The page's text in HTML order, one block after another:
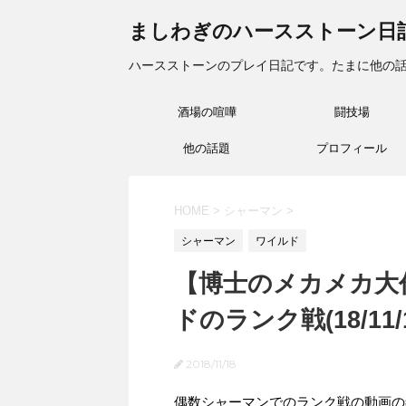
ましわぎのハースストーン日
ハースストーンのプレイ日記です。たまに他の
酒場の喧嘩 闘技場
他の話題 プロフィール
HOME > シャーマン >
シャーマン ワイルド
【博士のメカメカ
ドのランク戦(18/
2018/11/18
偶数シャーマンでのランク戦の動画